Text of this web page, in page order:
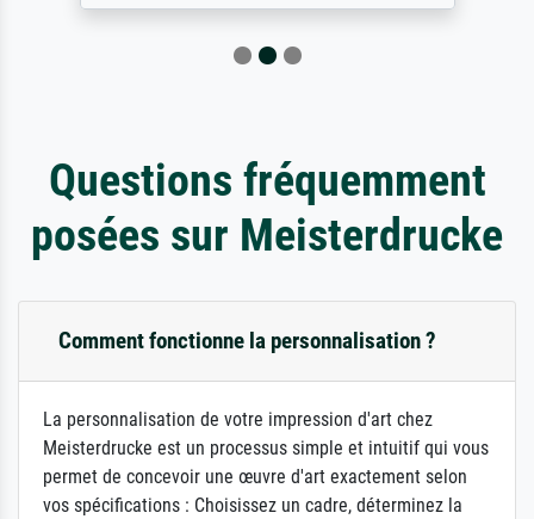
Questions fréquemment
posées sur Meisterdrucke
Comment fonctionne la personnalisation ?
La personnalisation de votre impression d'art chez
Meisterdrucke est un processus simple et intuitif qui vous
permet de concevoir une œuvre d'art exactement selon
vos spécifications : Choisissez un cadre, déterminez la